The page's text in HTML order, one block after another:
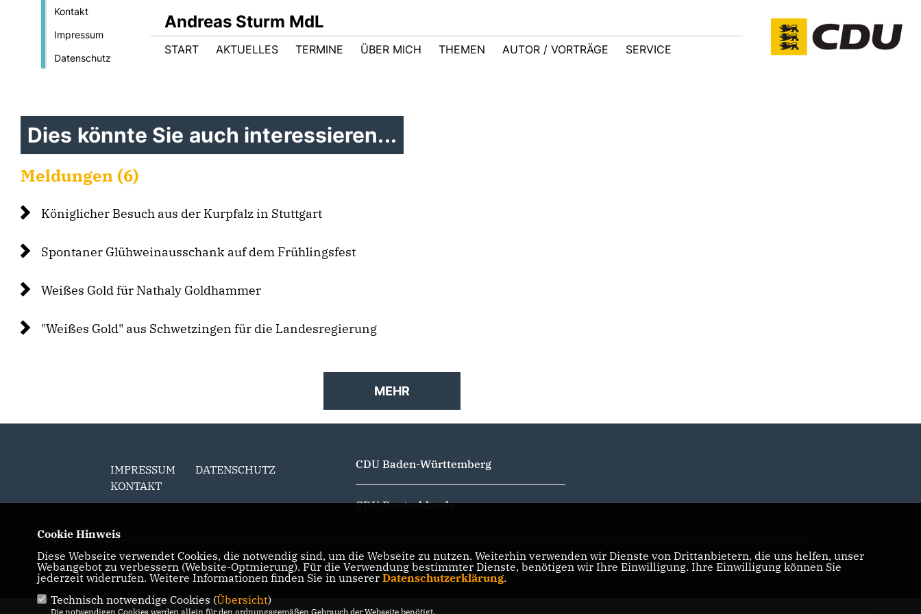
Kontakt
Impressum
Datenschutz
Andreas Sturm MdL
START AKTUELLES TERMINE ÜBER MICH THEMEN AUTOR / VORTRÄGE SERVICE
Dies könnte Sie auch interessieren...
Meldungen (6)
Königlicher Besuch aus der Kurpfalz in Stuttgart
Spontaner Glühweinausschank auf dem Frühlingsfest
Weißes Gold für Nathaly Goldhammer
"Weißes Gold" aus Schwetzingen für die Landesregierung
MEHR
IMPRESSUM
DATENSCHUTZ
KONTAKT
CDU Baden-Württemberg
CDU Deutschlands
@2026 Andreas Sturm
Alle Rechte vorbehalten.
Realisation: Sharkness Media GmbH & Co. KG
Cookie Hinweis
Diese Webseite verwendet Cookies, die notwendig sind, um die Webseite zu nutzen. Weiterhin verwenden wir Dienste von Drittanbietern, die uns helfen, unser
Webangebot zu verbessern (Website-Optmierung). Für die Verwendung bestimmter Dienste, benötigen wir Ihre Einwilligung. Ihre Einwilligung können Sie
jederzeit widerrufen. Weitere Informationen finden Sie in unserer Datenschutzerklärung.
Technisch notwendige Cookies (Übersicht)
Die notwendigen Cookies werden allein für den ordnungsgemäßen Gebrauch der Webseite benötigt.